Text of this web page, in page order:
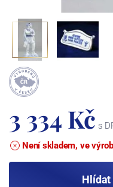
3 334 Kč s
Není skladem, ve
Hlídat